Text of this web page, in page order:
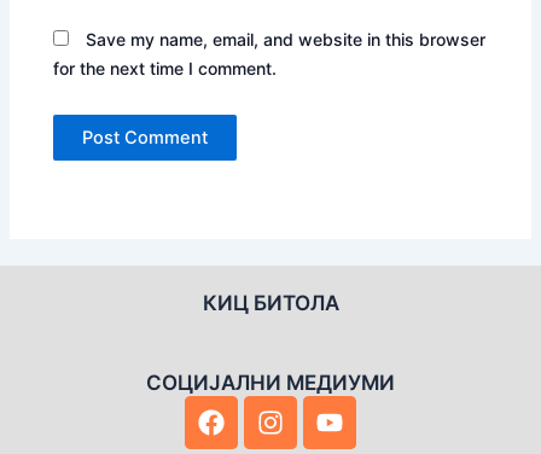
Save my name, email, and website in this browser
for the next time I comment.
КИЦ БИТОЛА
СОЦИЈАЛНИ МЕДИУМИ
F
a
I
n
Y
o